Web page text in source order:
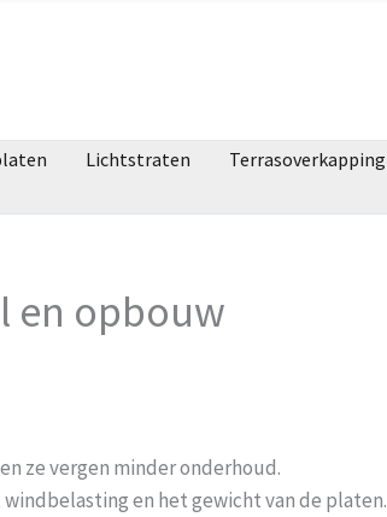
Lichtstraten
Terrasoverkapping
en opbouw
ze vergen minder onderhoud.
en het gewicht van de platen.